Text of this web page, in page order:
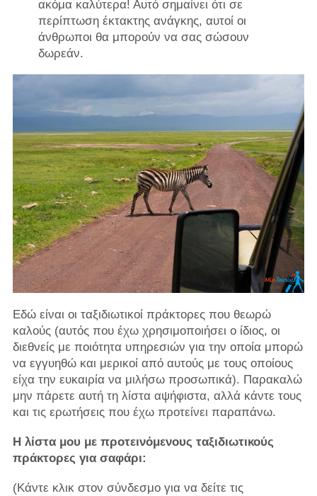
ακόμα καλύτερα! Αυτό σημαίνει ότι σε
περίπτωση έκτακτης ανάγκης, αυτοί οι
άνθρωποι θα μπορούν να σας σώσουν
δωρεάν.
Εδώ είναι οι ταξιδιωτικοί πράκτορες που θεωρώ
καλούς (αυτός που έχω χρησιμοποιήσει ο ίδιος, οι
διεθνείς με ποιότητα υπηρεσιών για την οποία μπορώ
να εγγυηθώ και μερικοί από αυτούς με τους οποίους
είχα την ευκαιρία να μιλήσω προσωπικά). Παρακαλώ
μην πάρετε αυτή τη λίστα αψήφιστα, αλλά κάντε τους
και τις ερωτήσεις που έχω προτείνει παραπάνω.
Η λίστα μου με προτεινόμενους ταξιδιωτικούς
πράκτορες για σαφάρι:
(Κάντε κλικ στον σύνδεσμο για να δείτε τις